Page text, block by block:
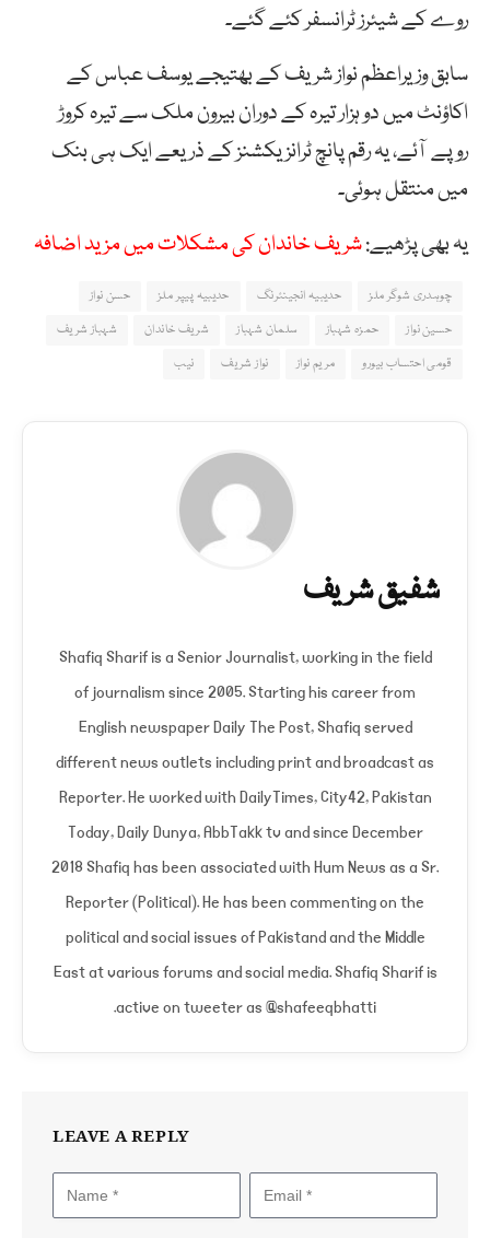
روے کے شیئرز ٹرانسفر کئے گئے۔
سابق وزیراعظم نواز شریف کے بھتیجے یوسف عباس کے
اکاؤنٹ میں دو ہزار تیرہ کے دوران بیرون ملک سے تیرہ کروڑ
روپے آئے، یہ رقم پانچ ٹرانزیکشنز کے ذریعے ایک ہی بنک
میں منتقل ہوئی۔
یہ بھی پڑھیے:شریف خاندان کی مشکلات میں مزید اضافہ
چوہدری شوگر ملز حدیبیہ انجینئرنگ حدیبیہ پیپر ملز
حسن نواز
حسین نواز
حمزہ شہباز سلمان شہباز شریف خاندان
شہباز شریف
قومی احتساب بیورو
مریم نواز نواز شریف نیب
شفیق شریف
Shafiq Sharif is a Senior Journalist, working in the field
of journalism since 2005. Starting his career from
English newspaper Daily The Post, Shafiq served
different news outlets including print and broadcast as
Reporter. He worked with DailyTimes, City42, Pakistan
Today, Daily Dunya, AbbTakk tv and since December
2018 Shafiq has been associated with Hum News as a Sr.
Reporter (Political). He has been commenting on the
political and social issues of Pakistand and the Middle
East at various forums and social media. Shafiq Sharif is
active on tweeter as @shafeeqbhatti.
LEAVE A REPLY